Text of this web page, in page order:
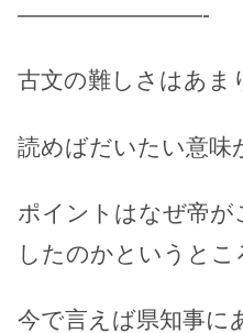
————————-
古文の難しさはあま
読めばだいたい意味
ポイントはなぜ帝が
したのかというとこ
今で言えば県知事に